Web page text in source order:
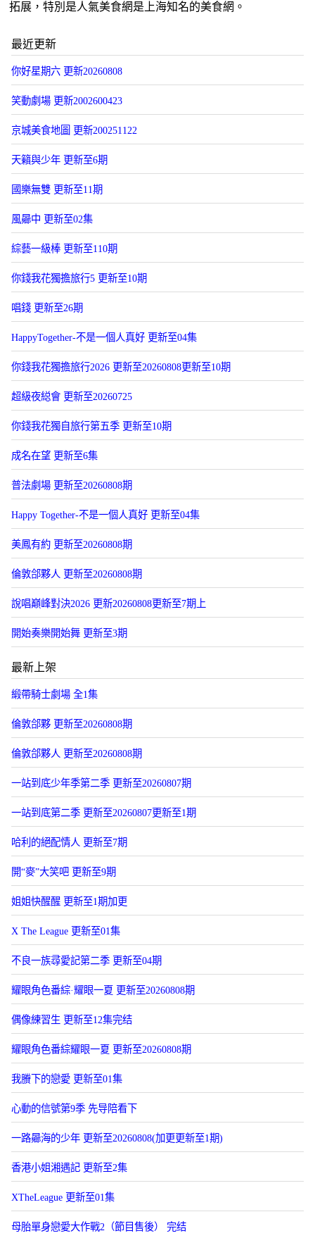
拓展，特別是人氣美食網是上海知名的美食網。
最近更新
你好星期六 更新20260808
笑動劇場 更新2002600423
京城美食地圖 更新200251122
天籟與少年 更新至6期
國樂無雙 更新至11期
風曏中 更新至02集
綜藝一級棒 更新至110期
你錢我花獨擔旅行5 更新至10期
唱錢 更新至26期
HappyTogether-不是一個人真好 更新至04集
你錢我花獨擔旅行2026 更新至20260808更新至10期
超級夜縂會 更新至20260725
你錢我花獨自旅行第五季 更新至10期
成名在望 更新至6集
普法劇場 更新至20260808期
Happy Together-不是一個人真好 更新至04集
美鳳有約 更新至20260808期
倫敦郃夥人 更新至20260808期
說唱巔峰對決2026 更新20260808更新至7期上
開始奏樂開始舞 更新至3期
最新上架
緞帶騎士劇場 全1集
倫敦郃夥 更新至20260808期
倫敦郃夥人 更新至20260808期
一站到底少年季第二季 更新至20260807期
一站到底第二季 更新至20260807更新至1期
哈利的絕配情人 更新至7期
開“麥”大笑吧 更新至9期
姐姐快醒醒 更新至1期加更
X The League 更新至01集
不良一族尋愛記第二季 更新至04期
耀眼角色番綜·耀眼一夏 更新至20260808期
偶像練習生 更新至12集完结
耀眼角色番綜耀眼一夏 更新至20260808期
我賸下的戀愛 更新至01集
心動的信號第9季 先导陪看下
一路曏海的少年 更新至20260808(加更更新至1期)
香港小姐湘遇記 更新至2集
XTheLeague 更新至01集
母胎單身戀愛大作戰2（節目售後） 完结